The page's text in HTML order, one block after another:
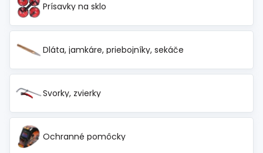
Prísavky na sklo
Dláta, jamkáre, priebojníky, sekáče
Svorky, zvierky
Ochranné pomôcky